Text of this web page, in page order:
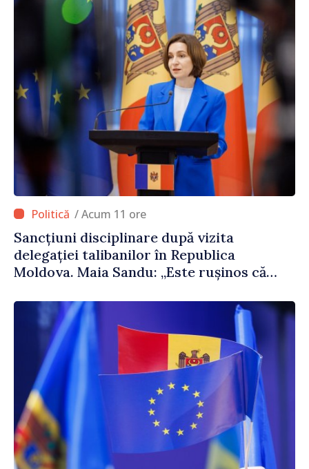
/ Acum 11 ore
Sancțiuni disciplinare după vizita
delegației talibanilor în Republica
Moldova. Maia Sandu: „Este rușinos că
politica statului”